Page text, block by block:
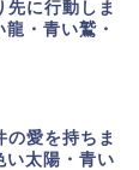
先に行動しま
・青い鷲・
の愛を持ちま
い太陽・青い